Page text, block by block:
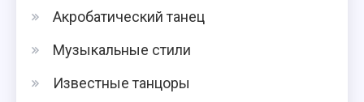
Акробатический танец
Музыкальные стили
Известные танцоры